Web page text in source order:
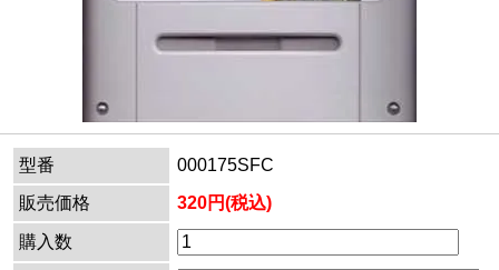
型番
000175SFC
販売価格
320円(税込)
購入数